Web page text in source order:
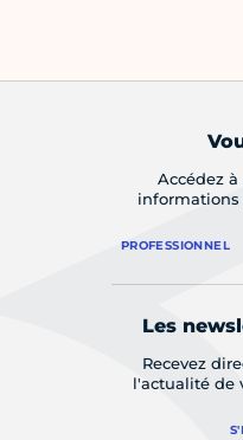
Accédez
informations
PROFESSIONNEL
Les
Recevez
l'actualité de